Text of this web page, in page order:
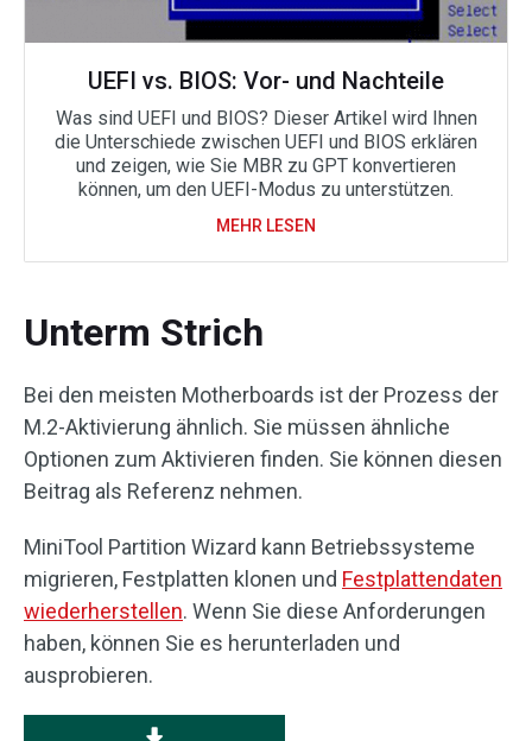
UEFI vs. BIOS: Vor- und Nachteile
Was sind UEFI und BIOS? Dieser Artikel wird Ihnen
die Unterschiede zwischen UEFI und BIOS erklären
und zeigen, wie Sie MBR zu GPT konvertieren
können, um den UEFI-Modus zu unterstützen.
MEHR LESEN
Unterm Strich
Bei den meisten Motherboards ist der Prozess der
M.2-Aktivierung ähnlich. Sie müssen ähnliche
Optionen zum Aktivieren finden. Sie können diesen
Beitrag als Referenz nehmen.
MiniTool Partition Wizard kann Betriebssysteme
migrieren, Festplatten klonen und Festplattendaten
wiederherstellen. Wenn Sie diese Anforderungen
haben, können Sie es herunterladen und
ausprobieren.